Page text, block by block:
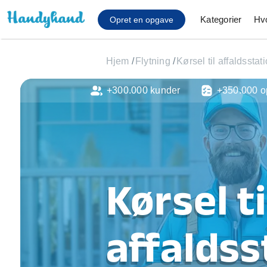
Opret en opgave Kategorier
Affaldsfjernelse
Afhentning af
Anlæg af terrasse
Cykel reparation
Flyttehjælp
Gulvlaminering
Hårde hvidevare
Hjælp til mobil, pc, tv
Installation af
Møbelsamling og
Ophængning af
Hjem / Flytning / Kørsel til
Kørsel
+300.000 kunder +350.000